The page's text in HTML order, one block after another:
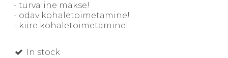
- turvaline makse!
- odav kohaletoimetamine!
- kiire kohaletoimetamine!
In stock